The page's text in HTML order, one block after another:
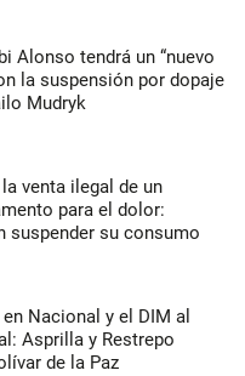
Alonso tendrá un “nuevo
la suspensión por dopaje
Mudryk
venta ilegal de un
para el dolor:
suspender su consumo
Nacional y el DIM al
Asprilla y Restrepo
de la Paz